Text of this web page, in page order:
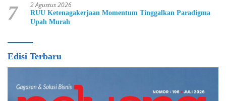
7 2 Agustus 2026
RUU Ketenagakerjaan Momentum Tinggalkan Paradigma
Upah Murah
Edisi Terbaru